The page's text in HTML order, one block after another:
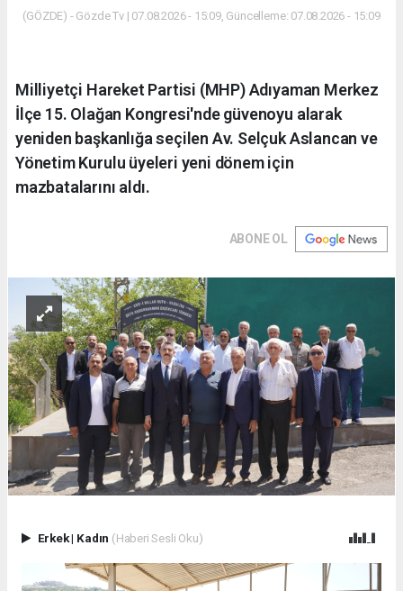
(GÖZDE) - Gözde Tv | 07.08.2026 - 15:09, Güncelleme: 07.08.2026 - 15:09
Milliyetçi Hareket Partisi (MHP) Adıyaman Merkez
İlçe 15. Olağan Kongresi'nde güvenoyu alarak
yeniden başkanlığa seçilen Av. Selçuk Aslancan ve
Yönetim Kurulu üyeleri yeni dönem için
mazbatalarını aldı.
ABONE OL
Erkek| Kadın (Haberi Sesli Oku)